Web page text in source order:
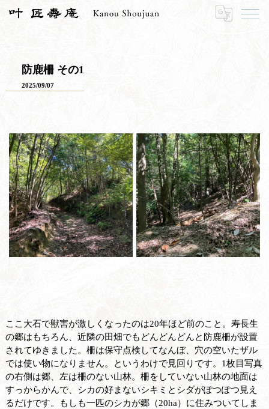
HOME 防鹿柵 その1
防鹿柵 その1
2025/09/07
ここ大石で獣害が激しくなったのは20年ほど前のこと。寿長生
の郷はもちろん、近隣の田畑でもどんどんどんと防鹿柵が設置
されてゆきました。柵は保守点検してなんぼ、穴の空いたザル
では使い物になりません。というわけで見回りです。1枚目写真
の右側は郷、左は柵のない山林。柵をしていない山林の地面は
すっからかんで、シカの好まないシキミとシダがぽつぽつ見え
るだけです。もしも一匹のシカが郷（20ha）に住みついてしま